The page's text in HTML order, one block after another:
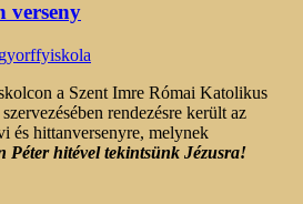
verseny
gyorffyiskola
a Szent Imre Római Katolikus
rendezésre került az
és hittanversenyre, melynek
Péter hitével tekintsünk Jézusra!